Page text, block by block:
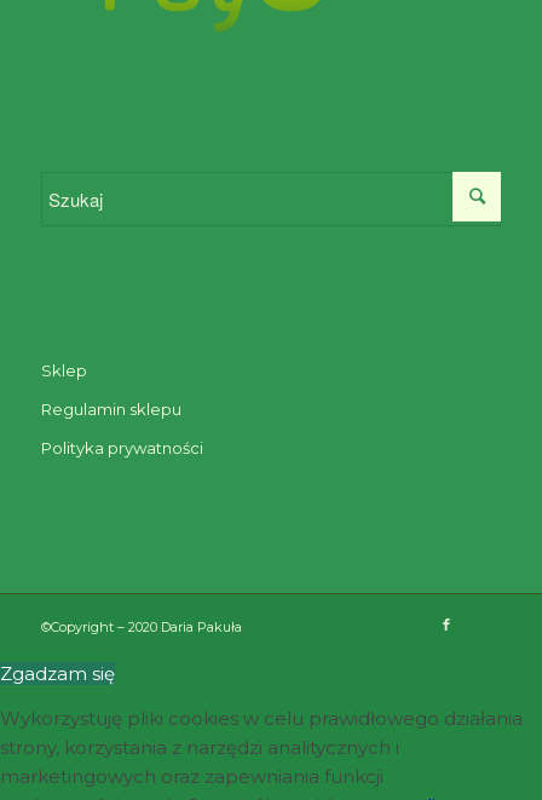
Sklep
Regulamin sklepu
Polityka prywatności
©Copyright – 2020 Daria Pakuła
Zgadzam się
Wykorzystuję pliki cookies w celu prawidłowego działania
strony, korzystania z narzędzi analitycznych i
marketingowych oraz zapewniania funkcji